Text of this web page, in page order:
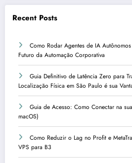
Recent Posts
Como Rodar Agentes de IA
Futuro da Automação Corporativa
Guia Definitivo de Latência Zero para
Localização Física em São Paulo é sua
Guia de Acesso: Como Conectar na
macOS)
Como Reduzir o Lag no Profit e
VPS para B3